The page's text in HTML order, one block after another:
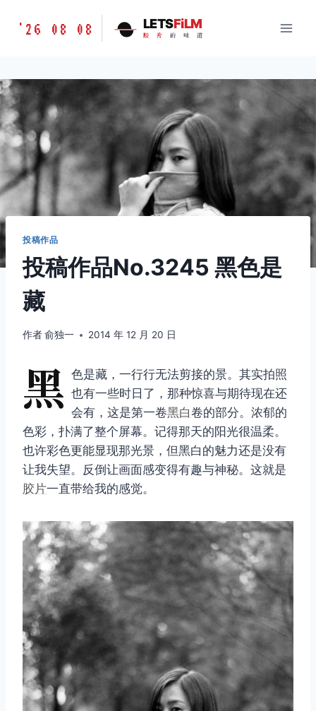
胶
味
道
LETSFILM
'26 08 08 LETSFiLM
胶 片 的 味 道
投稿作品
投稿作品No.3245 黑色是
藏
作者俞独一 2014 年 12 月 20 日
黑 色是藏，一行行无法剪接的景。其实拍照
也有一些时日了，那种惊喜与期待现在还
会有，这是第一卷黑白卷的部分。浓郁的
色彩，扑满了整个屏幕。记得那天的阳光很温柔。
也许彩色更能显现那光景，但黑白的魅力还是没有
让我失望。反倒让画面感变得有趣与神秘。这就是
胶片一直带给我的感觉。